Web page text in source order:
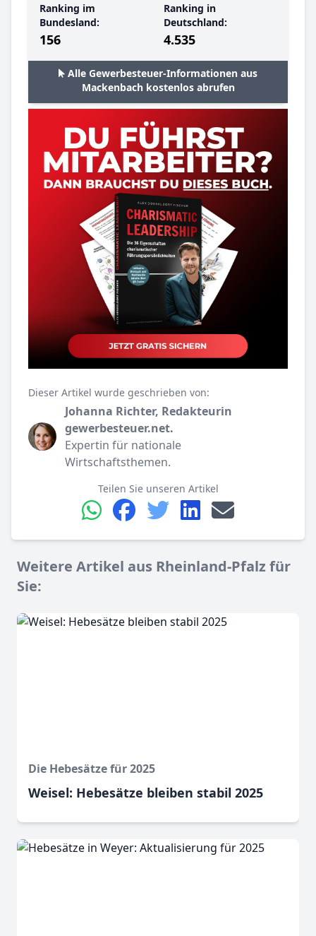
Ranking im
Bundesland:
156
Ranking in
Deutschland:
4.535
Alle Gewerbesteuer-Informationen aus
Mackenbach kostenlos abrufen
Dieser Artikel wurde geschrieben von:
Johanna Richter, Redakteurin
gewerbesteuer.net.
Expertin für nationale
Wirtschaftsthemen.
Teilen Sie unseren Artikel
Weitere Artikel aus Rheinland-Pfalz für
Sie:
Die Hebesätze für 2025
Weisel: Hebesätze bleiben stabil 2025